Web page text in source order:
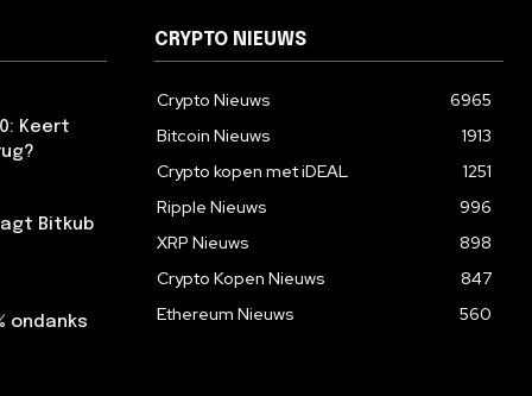
Keert
Bitkub
ondanks
CRYPTO NIEUWS
Crypto Nieuws
6965
Bitcoin Nieuws
1913
Crypto kopen met iDEAL
1251
Ripple Nieuws
996
XRP Nieuws
898
Crypto Kopen Nieuws
847
Ethereum Nieuws
560